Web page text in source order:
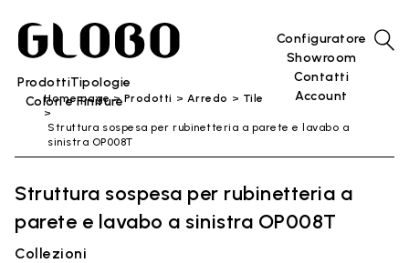
ProdottiTipologie
Colori e Finiture
Configuratore
Showroom
Contatti
Account
Home page Prodotti Arredo Tile
Struttura sospesa per rubinetteria a parete e lavabo a
sinistra OP008T
Struttura sospesa per rubinetteria a
parete e lavabo a sinistra OP008T
Collezioni